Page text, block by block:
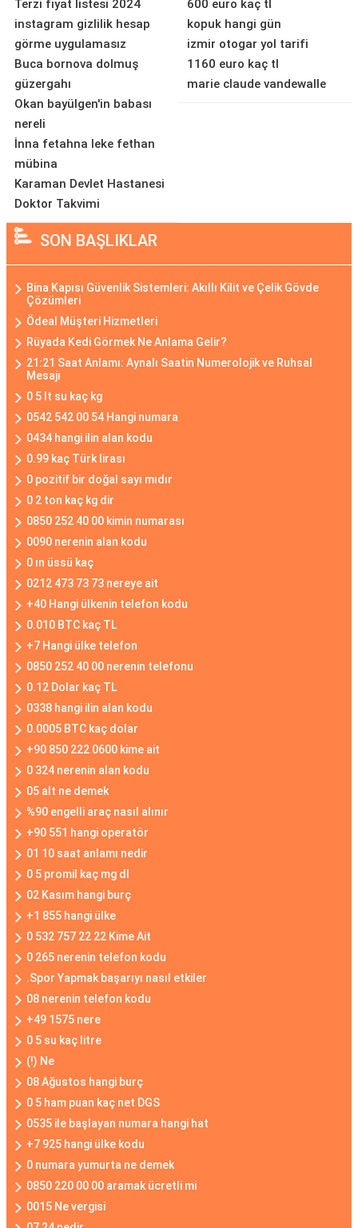
Terzi fiyat listesi 2024
instagram gizlilik hesap
görme uygulamasız
Buca bornova dolmuş
güzergahı
Okan bayülgen'in babası
nereli
İnna fetahna leke fethan
mübina
Karaman Devlet Hastanesi
Doktor Takvimi
600 euro kaç tl
kopuk hangi gün
izmir otogar yol tarifi
1160 euro kaç tl
marie claude vandewalle
SON BAŞLIKLAR
Bina Kapısı Güvenlik Sistemleri: Akıllı Kilit ve Çelik Gövde
Çözümleri
Ödeal Müşteri Hizmetleri
Rüyada Kedi Görmek Ne Anlama Gelir?
21:21 Saat Anlamı: Aynalı Saatin Numerolojik ve Ruhsal
Mesajı
0 5 lt su kaç kg
0542 542 00 54 Hangi numara
0434 hangi ilin alan kodu
0.99 kaç Türk lirası
0 pozitif bir doğal sayı mıdır
0 2 ton kaç kg dir
0850 252 40 00 kimin numarası
0090 nerenin alan kodu
0 ın üssü kaç
0212 473 73 73 nereye ait
+40 Hangi ülkenin telefon kodu
0.010 BTC kaç TL
+7 Hangi ülke telefon
0850 252 40 00 nerenin telefonu
0.12 Dolar kaç TL
0338 hangi ilin alan kodu
0.0005 BTC kaç dolar
+90 850 222 0600 kime ait
0 324 nerenin alan kodu
05 alt ne demek
%90 engelli araç nasıl alınır
+90 551 hangi operatör
01 10 saat anlamı nedir
0 5 promil kaç mg dl
02 Kasım hangi burç
+1 855 hangi ülke
0 532 757 22 22 Kime Ait
0 265 nerenin telefon kodu
.Spor Yapmak başarıyı nasıl etkiler
08 nerenin telefon kodu
+49 1575 nere
0 5 su kaç litre
(!) Ne
08 Ağustos hangi burç
0 5 ham puan kaç net DGS
0535 ile başlayan numara hangi hat
+7 925 hangi ülke kodu
0 numara yumurta ne demek
0850 220 00 00 aramak ücretli mi
0015 Ne vergisi